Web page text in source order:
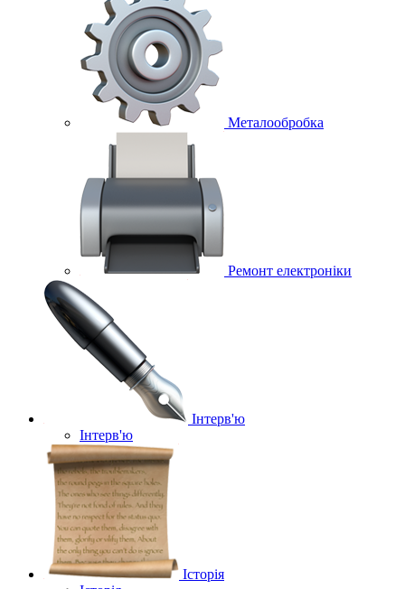
Металообробка
Ремонт електроніки
Інтерв'ю
Інтерв'ю
Історія